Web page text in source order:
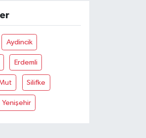
Aydincik
Erdemli
Silifke
Yenişehir